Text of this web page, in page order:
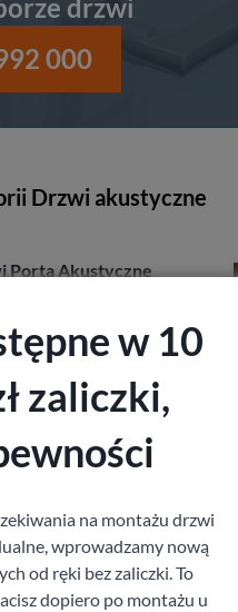
drzwi
000
Drzwi akustyczne
Drzwi Porta
2 224,80zł
Zobacz
w 10
zaliczki,
na montażu drzwi
wprowadzamy nową
od ręki bez zaliczki. To
dopiero po montażu u